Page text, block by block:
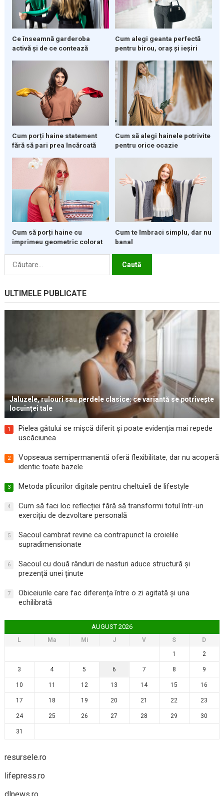
Ce înseamnă garderoba
activă și de ce contează
Cum alegi geanta perfectă
pentru birou, oraș și ieșiri
Cum porți haine statement
fără să pari prea încărcată
Cum să alegi hainele potrivite
pentru orice ocazie
Cum să porți haine cu
imprimeu geometric colorat
Cum te îmbraci simplu, dar nu
banal
Caută
ULTIMELE PUBLICATE
Jaluzele, rulouri sau perdele clasice: ce variantă se potrivește
locuinței tale
1
Pielea gâtului se mișcă diferit și poate evidenția mai repede
uscăciunea
2
Vopseaua semipermanentă oferă flexibilitate, dar nu acoperă
identic toate bazele
3 Metoda plicurilor digitale pentru cheltuieli de lifestyle
4
Cum să faci loc reflecției fără să transformi totul într-un
exercițiu de dezvoltare personală
5
Sacoul cambrat revine ca contrapunct la croielile
supradimensionate
6
Sacoul cu două rânduri de nasturi aduce structură și
prezență unei ținute
7
Obiceiurile care fac diferența între o zi agitată și una
echilibrată
AUGUST 2026
L Ma Mi J V S
D
1
2
3 4 5 6 7 8 9
10 11 12 13 14 15 16
17 18 19 20 21 22 23
24 25 26 27 28 29 30
31
resursele.ro
lifepress.ro